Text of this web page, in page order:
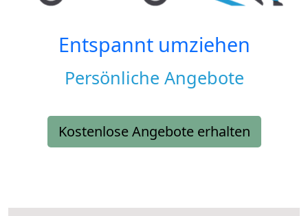
Entspannt umziehen
Persönliche Angebote
Kostenlose Angebote erhalten